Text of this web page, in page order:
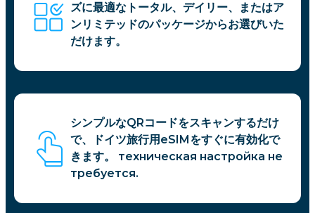
ズに最適なトータル、デイリー、またはア
ンリミテッドのパッケージからお選びいた
だけます。
シンプルなQRコードをスキャンするだけ
で、ドイツ旅行用eSIMをすぐに有効化で
きます。 техническая настройка не
требуется.